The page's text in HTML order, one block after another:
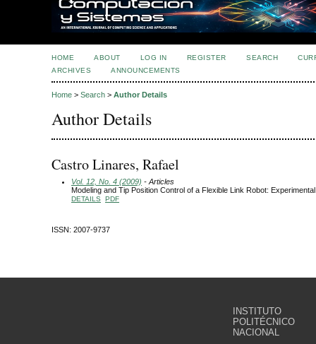
HOME ABOUT LOG IN REGISTER SEARCH
ARCHIVES
ANNOUNCEMENTS
Home > Search > Author Details
Author Details
Castro Linares, Rafael
Vol. 12, No. 4 (2009) - Articles
Modeling and Tip Position Control of a Flexible Link Robot:
DETAILS PDF
ISSN: 2007-9737
INSTITUTO
POLITÉCNICO
NACIONAL